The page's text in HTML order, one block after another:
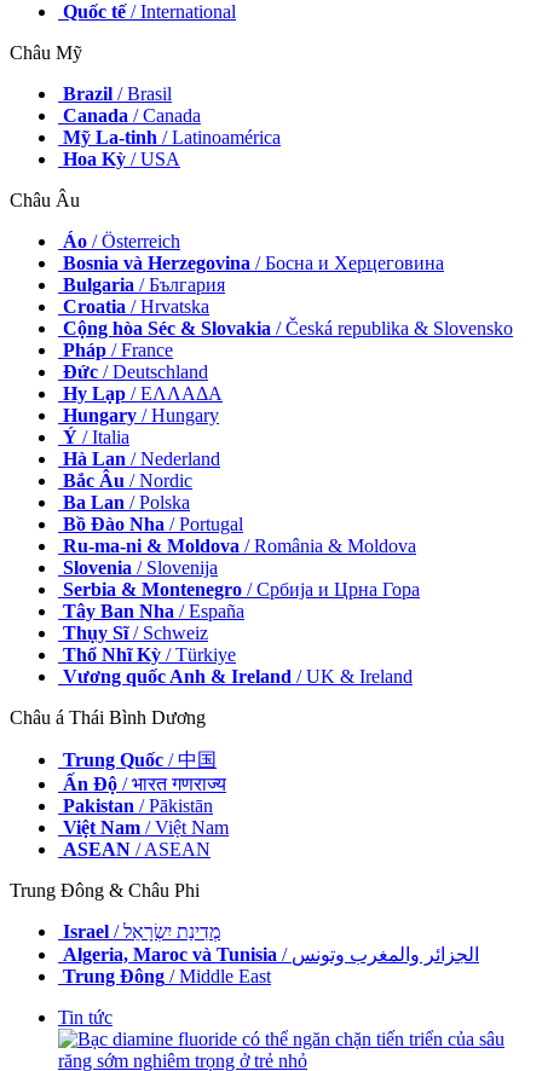
Quốc tế/ International
Châu Mỹ
Brazil / Brasil
Canada / Canada
Mỹ La-tinh / Latinoamérica
Hoa Kỳ / USA
Châu Âu
Áo / Österreich
Bosnia và Herzegovina / Босна и Херцеговина
Bulgaria / България
Croatia / Hrvatska
Cộng hòa Séc & Slovakia / Česká republika & Slovensko
Pháp / France
Đức / Deutschland
Hy Lạp / ΕΛΛΑΔΑ
Hungary / Hungary
Ý / Italia
Hà Lan / Nederland
Bắc Âu / Nordic
Ba Lan / Polska
Bồ Đào Nha / Portugal
Ru-ma-ni & Moldova / România & Moldova
Slovenia / Slovenija
Serbia & Montenegro / Србија и Црна Гора
Tây Ban Nha / España
Thụy Sĩ/ Schweiz
Thổ Nhĩ Kỳ / Türkiye
Vương quốc Anh & Ireland / UK & Ireland
Châu á Thái Bình Dương
Trung Quốc / 中国
Ấn Độ / भारत गणराज्य
Pakistan / Pākistān
Việt Nam / Việt Nam
ASEAN / ASEAN
Trung Đông & Châu Phi
Israel
/ מְדִינַת יִשְׂרָאֵל
Algeria, Maroc và Tunisia
/ الجزائر والمغرب وتونس
Trung Đông / Middle East
Tin tức